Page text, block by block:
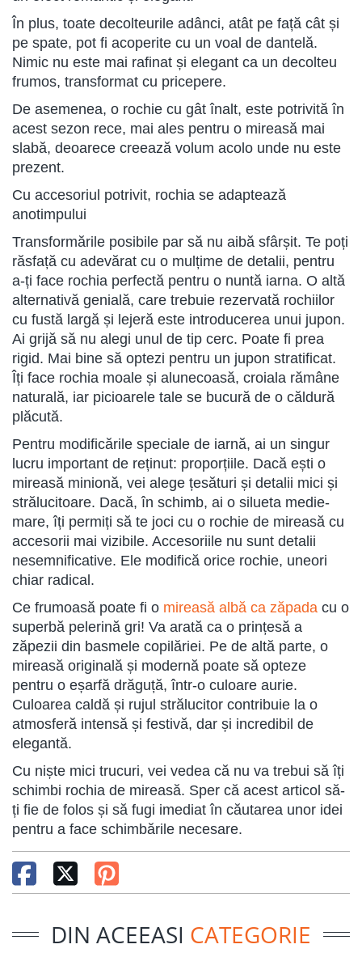
În plus, toate decolteurile adânci, atât pe față cât și
pe spate, pot fi acoperite cu un voal de dantelă.
Nimic nu este mai rafinat și elegant ca un decolteu
frumos, transformat cu pricepere.
De asemenea, o rochie cu gât înalt, este potrivită în
acest sezon rece, mai ales pentru o mireasă mai
slabă, deoarece creează volum acolo unde nu este
prezent.
Cu accesoriul potrivit, rochia se adaptează
anotimpului
Transformările posibile par să nu aibă sfârșit. Te poți
răsfață cu adevărat cu o mulțime de detalii, pentru
a-ți face rochia perfectă pentru o nuntă iarna. O altă
alternativă genială, care trebuie rezervată rochiilor
cu fustă largă și lejeră este introducerea unui jupon.
Ai grijă să nu alegi unul de tip cerc. Poate fi prea
rigid. Mai bine să optezi pentru un jupon stratificat.
Îți face rochia moale și alunecoasă, croiala rămâne
naturală, iar picioarele tale se bucură de o căldură
plăcută.
Pentru modificările speciale de iarnă, ai un singur
lucru important de reținut: proporțiile. Dacă ești o
mireasă minionă, vei alege țesături și detalii mici și
strălucitoare. Dacă, în schimb, ai o silueta medie-
mare, îți permiți să te joci cu o rochie de mireasă cu
accesorii mai vizibile. Accesoriile nu sunt detalii
nesemnificative. Ele modifică orice rochie, uneori
chiar radical.
Ce frumoasă poate fi o mireasă albă ca zăpada cu o
superbă pelerină gri! Va arată ca o prințesă a
zăpezii din basmele copilăriei. Pe de altă parte, o
mireasă originală și modernă poate să opteze
pentru o eșarfă drăguță, într-o culoare aurie.
Culoarea caldă și rujul strălucitor contribuie la o
atmosferă intensă și festivă, dar și incredibil de
elegantă.
Cu niște mici trucuri, vei vedea că nu va trebui să îți
schimbi rochia de mireasă. Sper că acest articol să-
ți fie de folos și să fugi imediat în căutarea unor idei
pentru a face schimbările necesare.
DIN ACEEASI CATEGORIE